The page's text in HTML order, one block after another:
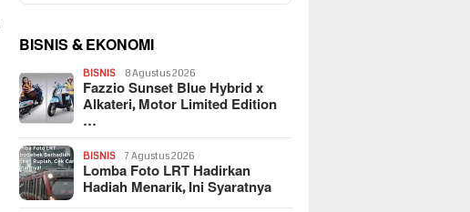
BISNIS & EKONOMI
BISNIS 8 Agustus 2026
Fazzio Sunset Blue Hybrid x
Alkateri, Motor Limited Edition
…
BISNIS 7 Agustus 2026
Lomba Foto LRT Hadirkan
Hadiah Menarik, Ini Syaratnya